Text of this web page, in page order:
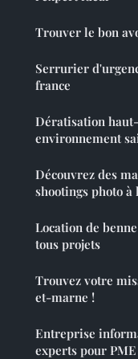
Trouver le bon
Serrurier
france
Dératisation
environnement
Découvrez des
shootings photo à
Location de
tous projets
Trouvez votre
et-marne !
Entreprise
experts pour